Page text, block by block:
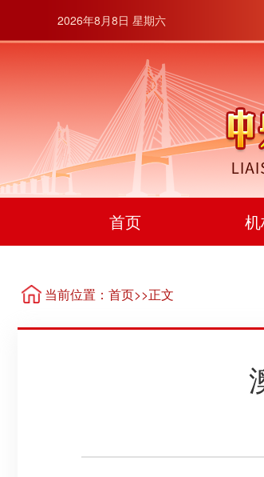
2026年8月8日 星期六
首页
当前位置： 首页>>正文